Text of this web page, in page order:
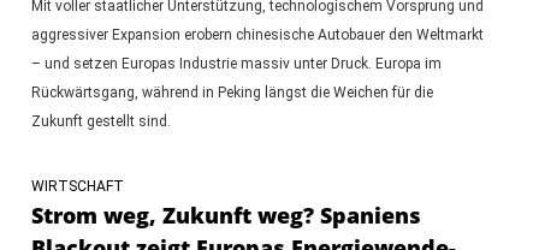
Mit voller staatlicher Unterstützung, technologischem Vorsprung und
aggressiver Expansion erobern chinesische Autobauer den Weltmarkt
– und setzen Europas Industrie massiv unter Druck. Europa im
Rückwärtsgang, während in Peking längst die Weichen für die
Zukunft gestellt sind.
WIRTSCHAFT
Strom weg, Zukunft weg? Spaniens